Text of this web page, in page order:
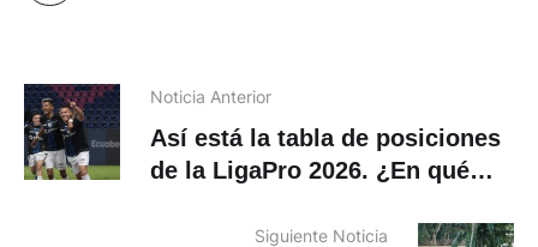
Noticia Anterior
Así está la tabla de posiciones
de la LigaPro 2026. ¿En qué
Siguiente Noticia